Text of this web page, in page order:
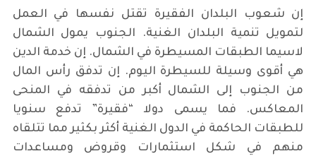
إن شعوب البلدان الفقيرة تقتل نفسها في العمل
لتمويل تنمية البلدان الغنية. الجنوب يمول الشمال
لاسيما الطبقات المسيطرة في الشمال. إن خدمة الدين
هي أقوى وسيلة للسيطرة اليوم. إن تدفق رأس المال
من الجنوب إلى الشمال أكبر من تدفقه في المنحى
المعاكس. فما يسمى دولا “فقيرة” تدفع سنويا
للطبقات الحاكمة في الدول الغنية أكثر بكثير مما تتلقاه
منهم في شكل استثمارات وقروض ومساعدات